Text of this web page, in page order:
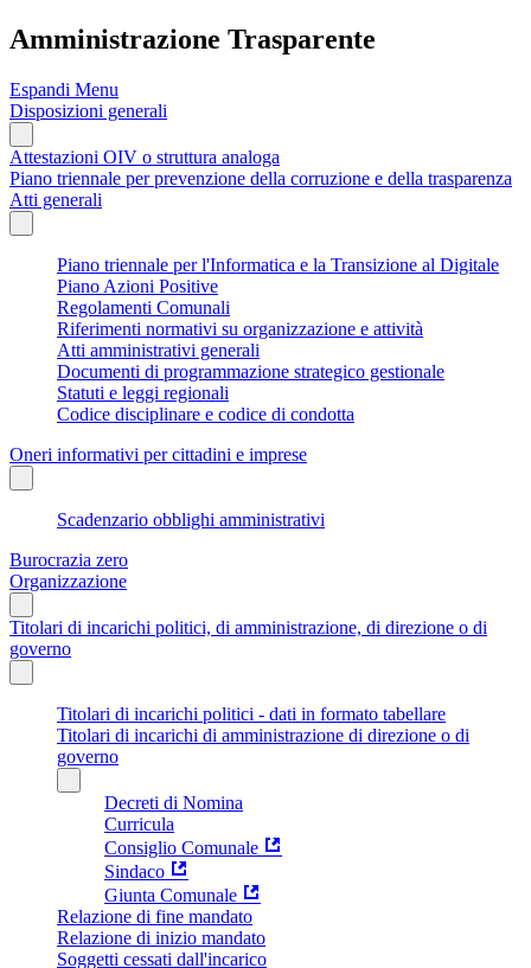
Amministrazione Trasparente
Espandi Menu
Disposizioni generali
Attestazioni OIV o struttura analoga
Piano triennale per prevenzione della corruzione e della trasparenza
Atti generali
Piano triennale per l'Informatica e la Transizione al Digitale
Piano Azioni Positive
Regolamenti Comunali
Riferimenti normativi su organizzazione e attività
Atti amministrativi generali
Documenti di programmazione strategico gestionale
Statuti e leggi regionali
Codice disciplinare e codice di condotta
Oneri informativi per cittadini e imprese
Scadenzario obblighi amministrativi
Burocrazia zero
Organizzazione
Titolari di incarichi politici, di amministrazione, di direzione o di
governo
Titolari di incarichi politici - dati in formato tabellare
Titolari di incarichi di amministrazione di direzione o di
governo
Decreti di Nomina
Curricula
Consiglio Comunale
Sindaco
Giunta Comunale
Relazione di fine mandato
Relazione di inizio mandato
Soggetti cessati dall'incarico